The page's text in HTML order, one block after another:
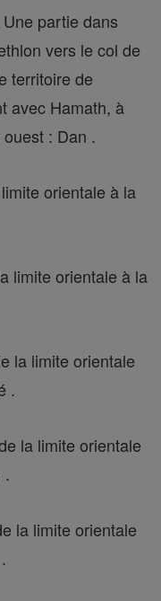
partie dans
vers le col de
territoire de
avec Hamath, à
: Dan .
orientale à la
limite orientale à la
la limite orientale
.
la limite orientale
.
la limite orientale